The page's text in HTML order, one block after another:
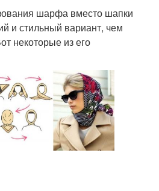
шарфа вместо шапки
и стильный вариант, чем
некоторые из его